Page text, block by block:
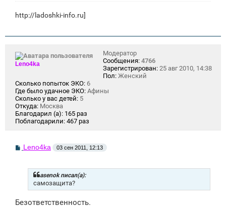
http://ladoshki-info.ru]
Leno4ka
Модератор
Сообщения: 4766
Зарегистрирован: 25 авг 2010, 14:38
Пол: Женский
Сколько попыток ЭКО: 6
Где было удачное ЭКО: Афины
Сколько у вас детей: 5
Откуда: Москва
Благодарил (а): 165 раз
Поблагодарили: 467 раз
С
е
Leno4ka 03 сен 2011, 12:13
asenok писал(а):
самозащита?
Безответственность.